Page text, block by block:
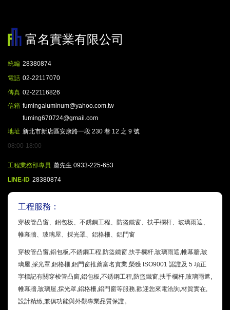
富名實業有限公司
統編 28380874
電話 02-22117070
傳真 02-22116826
信箱 fumingaluminum@yahoo.com.tw
fuming670724@gmail.com
地址 新北市新店區安康路一段 230 巷 12 之 9 號
08:00-18:00
工程業務部專員 蕭先生 0933-225-653
LINE-ID 28380874
工程服務：
穿梭管凸窗、鋁包板、不銹鋼工程、防盜鐵窗、扶手欄杆、玻璃雨遮、
帷幕牆、玻璃屋、採光罩、鋁格柵、鋁門窗
穿梭管凸窗,鋁包板,不銹鋼工程,防盜鐵窗,扶手欄杆,玻璃雨遮,帷幕牆,玻
璃屋,採光罩,鋁格柵,鋁門窗推薦富名實業,榮獲 ISO9001 認證及 5 項正
字標記有關穿梭管凸窗,鋁包板,不銹鋼工程,防盜鐵窗,扶手欄杆,玻璃雨遮,
帷幕牆,玻璃屋,採光罩,鋁格柵,鋁門窗等服務,歡迎您來電洽詢,材質實在,
設計精緻,兼俱功能與外觀專業品質保證。